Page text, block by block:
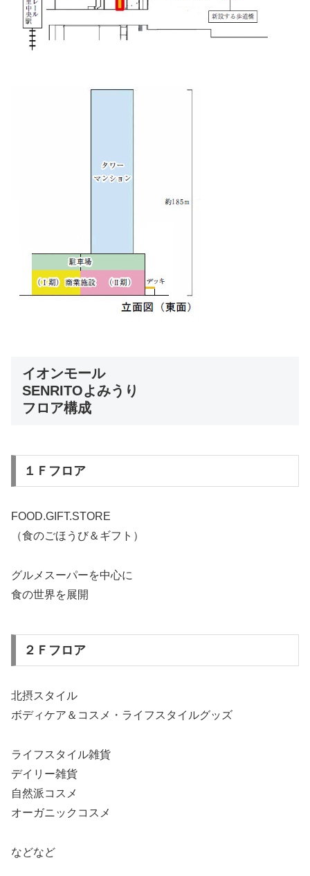
イオンモール
SENRITOよみうり
フロア構成
１Ｆフロア
FOOD.GIFT.STORE
（食のごほうび＆ギフト）
グルメスーパーを中心に
食の世界を展開
２Ｆフロア
北摂スタイル
ボディケア＆コスメ・ライフスタイルグッズ
ライフスタイル雑貨
デイリー雑貨
自然派コスメ
オーガニックコスメ
などなど